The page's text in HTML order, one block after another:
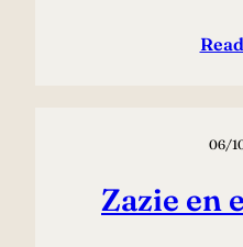
06/
Zazie en